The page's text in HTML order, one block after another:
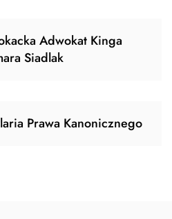
Adwokat Kinga
Siadlak
Prawa Kanonicznego